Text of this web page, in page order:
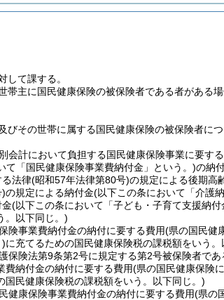
して課する。
主に国民健康保険の被保険者である者がある
その世帯に属する国民健康保険の被保険者に
会計において負担する国民健康保険事業に要す
て「国民健康保険事業費納付金」という。)の納
法律(昭和57年法律第80号)の規定による後期高
)の規定による納付金(以下この条において「介護
(以下この条において「子ども・子育て支援納付
。以下同じ。)
険事業費納付金の納付に要する費用(県の国民健
)に充てるための国民健康保険税の課税額をいう。
保険法第9条第2号に規定する第2号被保険者で
納付金の納付に要する費用(県の国民健康保険
国民健康保険税の課税額をいう。以下同じ。)
健康保険事業費納付金の納付に要する費用(県の